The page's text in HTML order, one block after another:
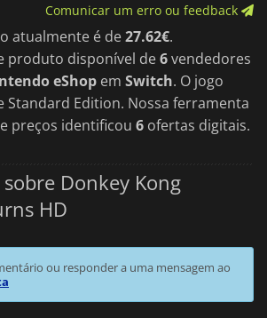
Comunicar um erro ou feedback
atualmente é de27.62€.
produto disponível de6vendedores
eShop em Switch. O jogo
Standard Edition. Nossa ferramenta
preços identificou 6 ofertas digitais.
Donkey Kong
HD
ou responder a uma mensagem ao